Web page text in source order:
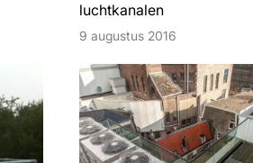
luchtkanalen
9 augustus 2016